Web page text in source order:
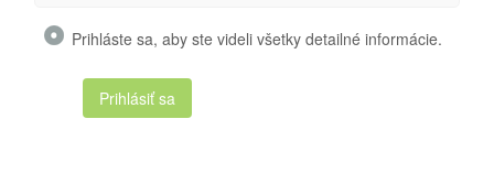
Prihláste sa, aby ste videli všetky detailné informácie.
Prihlásiť sa